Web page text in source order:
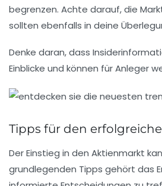
begrenzen. Achte darauf, die
sollten ebenfalls in deine
Denke daran, dass
Einblicke und können für Anleger
Tipps für den
Der Einstieg in den Aktienmarkt
grundlegenden Tipps gehört das